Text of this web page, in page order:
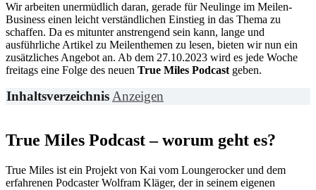
Wir arbeiten unermüdlich daran, gerade für Neulinge im Meilen-
Business einen leicht verständlichen Einstieg in das Thema zu
schaffen. Da es mitunter anstrengend sein kann, lange und
ausführliche Artikel zu Meilenthemen zu lesen, bieten wir nun ein
zusätzliches Angebot an. Ab dem 27.10.2023 wird es jede Woche
freitags eine Folge des neuen True Miles Podcastgeben.
InhaltsverzeichnisAnzeigen
True Miles Podcast – worum geht es?
True Miles ist ein Projekt von Kai vom Loungerocker und dem
erfahrenen Podcaster Wolfram Kläger, der in seinem eigenen